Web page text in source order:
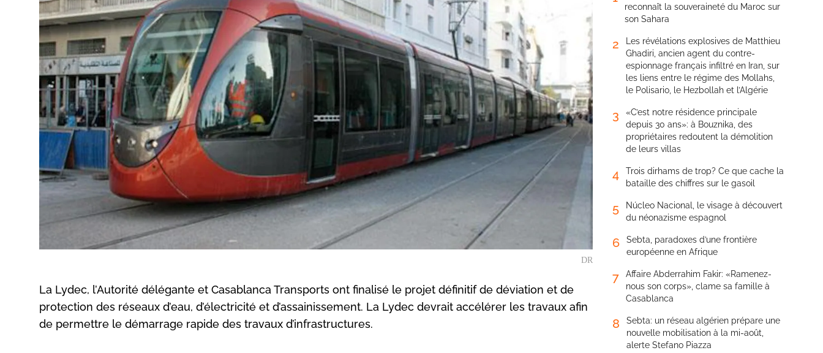
DR
La Lydec, l’Autorité délégante et Casablanca Transports ont finalisé le projet définitif de déviation et de
protection des réseaux d’eau, d’électricité et d’assainissement. La Lydec devrait accélérer les travaux afin
de permettre le démarrage rapide des travaux d’infrastructures.
reconnaît la souveraineté du Maroc sur
son Sahara
2
Les révélations explosives de Matthieu
Ghadiri, ancien agent du contre-
espionnage français infiltré en Iran, sur
les liens entre le régime des Mollahs,
le Polisario, le Hezbollah et l’Algérie
3
«C’est notre résidence principale
depuis 30 ans»: à Bouznika, des
propriétaires redoutent la démolition
de leurs villas
4
Trois dirhams de trop? Ce que cache la
bataille des chiffres sur le gasoil
5
Núcleo Nacional, le visage à découvert
du néonazisme espagnol
6
Sebta, paradoxes d’une frontière
européenne en Afrique
7
Affaire Abderrahim Fakir: «Ramenez-
nous son corps», clame sa famille à
Casablanca
8
Sebta: un réseau algérien prépare une
nouvelle mobilisation à la mi-août,
alerte Stefano Piazza